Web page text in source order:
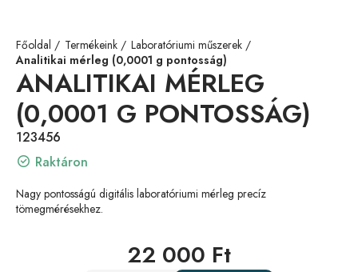
Főoldal Termékeink
Laboratóriumi műszerek
Analitikai mérleg (0,0001 g pontosság)
ANALITIKAI MÉRLEG
(0,0001 G PONTOSSÁG)
123456
Raktáron
Nagy pontosságú digitális laboratóriumi mérleg precíz
tömegmérésekhez.
22 000 Ft